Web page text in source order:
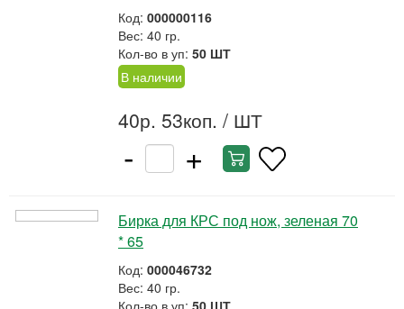
Код: 000000116
Вес: 40 гр.
Кол-во в уп: 50 ШТ
В наличии
40р. 53коп. / ШТ
- +
Бирка для КРС под нож, зеленая 70
* 65
Код: 000046732
Вес: 40 гр.
Кол-во в уп: 50 ШТ